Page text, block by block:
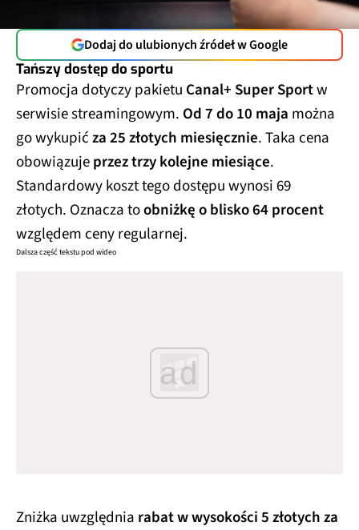
Dodaj do ulubionych źródeł w Google
Tańszy dostęp do sportu
Promocja dotyczy pakietu Canal+ Super Sportw
serwisie streamingowym. Od 7 do 10 maja można
go wykupićza 25 złotych miesięcznie. Taka cena
obowiązujeprzez trzy kolejne miesiące.
Standardowy koszt tego dostępu wynosi 69
złotych. Oznacza toobniżkę o blisko 64 procent
względem ceny regularnej.
Dalsza część tekstu pod wideo
ad
Zniżka uwzględnia rabat w wysokości 5 złotych za